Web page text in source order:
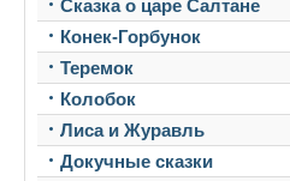
Сказка о царе Салтане
Конек-Горбунок
Теремок
Колобок
Лиса и Журавль
Докучные сказки